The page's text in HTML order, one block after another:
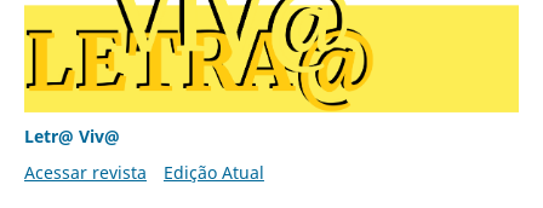
Letr@ Viv@
Acessar revista
Edição Atual